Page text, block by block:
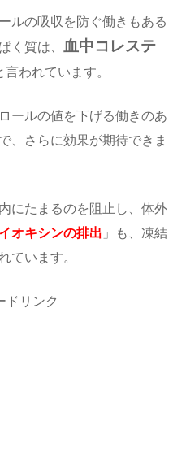
ルの吸収を防ぐ働きもある
く質は、 血中コレステ
われています。
ールの値を下げる働きのあ
、さらに効果が期待できま
にたまるのを阻止し、体外
オキシンの排出 」も、凍結
ています。
ドリンク